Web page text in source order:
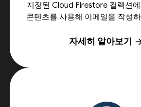
지정된 Cloud Firestore 컬렉션
콘텐츠를 사용해 이메일을 작성
자세히 알아보기